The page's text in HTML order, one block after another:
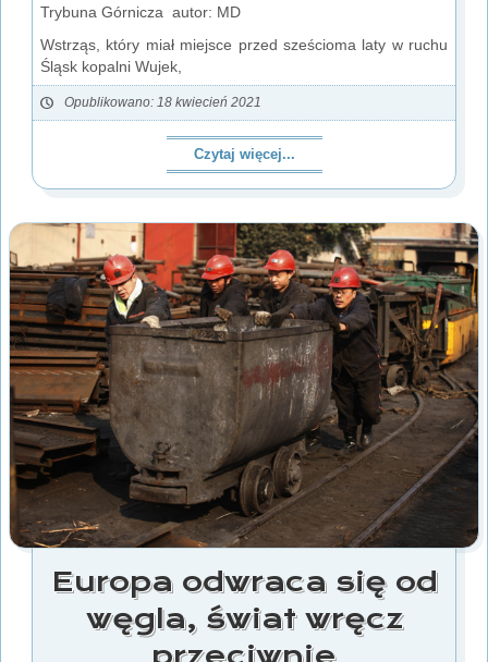
Trybuna Górnicza autor: MD
Wstrząs, który miał miejsce przed sześcioma laty w ruchu
Śląsk kopalni Wujek,
Opublikowano: 18 kwiecień 2021
Czytaj więcej...
Europa odwraca się od
węgla, świat wręcz
przeciwnie